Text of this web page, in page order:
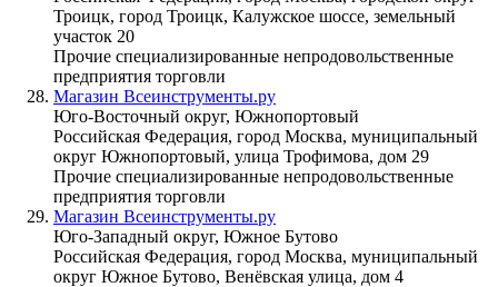
Троицк, город Троицк, Калужское шоссе, земельный
участок 20
Прочие специализированные непродовольственные
предприятия торговли
Магазин Всеинструменты.ру
Юго-Восточный округ, Южнопортовый
Российская Федерация, город Москва, муниципальный
округ Южнопортовый, улица Трофимова, дом 29
Прочие специализированные непродовольственные
предприятия торговли
Магазин Всеинструменты.ру
Юго-Западный округ, Южное Бутово
Российская Федерация, город Москва, муниципальный
округ Южное Бутово, Венёвская улица, дом 4